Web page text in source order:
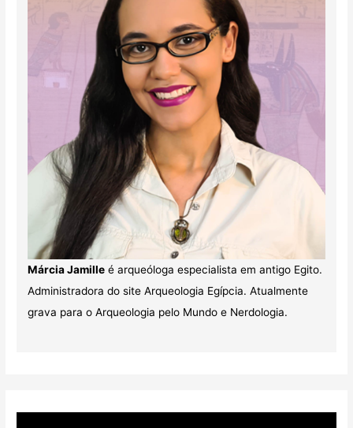
Márcia Jamilleé arqueóloga especialista em antigo Egito.
Administradora do site Arqueologia Egípcia. Atualmente
grava para o Arqueologia pelo Mundo e Nerdologia.